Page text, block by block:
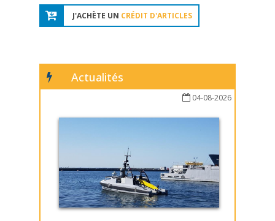
J'ACHÈTE UN CRÉDIT D'ARTICLES
Actualités
04-08-2026